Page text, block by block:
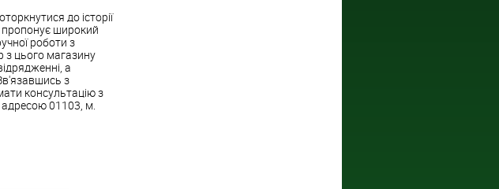
до історії
пропонує широкий
роботи з
з цього магазину
а
з
консультацію з
адресою 01103, м.